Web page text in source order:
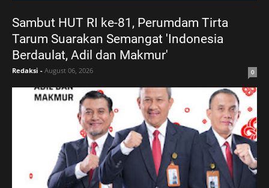
Sambut HUT RI ke-81, Perumdam Tirta
Tarum Suarakan Semangat 'Indonesia
Berdaulat, Adil dan Makmur'
Redaksi - August 06, 2026 0